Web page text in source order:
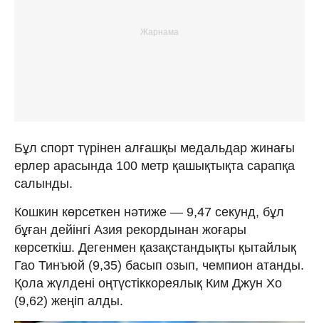
Бұл спорт түрінен алғашқы медальдар жинағы
ерлер арасында 100 метр қашықтықта сарапқа
салынды.
Кошкин көрсеткен нәтиже — 9,47 секунд, бұл
бұған дейінгі Азия рекордынан жоғары
көрсеткіш. Дегенмен қазақстандықты қытайлық
Гао Тинъюй (9,35) басып озып, чемпион атанды.
Қола жүлдені оңтүстіккореялық Ким Джун Хо
(9,62) жеңіп алды.